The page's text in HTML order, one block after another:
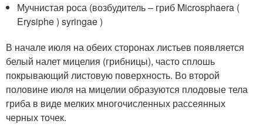
Мучнистая роса (возбудитель – гриб Microsphaera (
Erysiphe ) syringae )
В начале июля на обеих сторонах листьев появляется
белый налет мицелия (грибницы), часто сплошь
покрывающий листовую поверхность. Во второй
половине июля на мицелии образуются плодовые тела
гриба в виде мелких многочисленных рассеянных
черных точек.